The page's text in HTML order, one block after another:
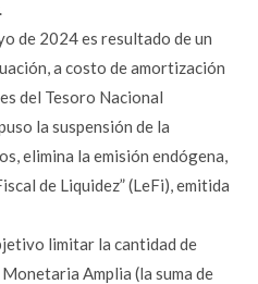
de 2024 es resultado de un
a costo de amortización
del Tesoro Nacional
la suspensión de la
elimina la emisión endógena,
de Liquidez” (LeFi), emitida
limitar la cantidad de
Amplia (la suma de